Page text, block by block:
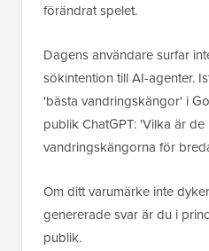
förändrat spelet.
Dagens användare surfar
sökintention till AI-agenter.
'bästa vandringskängor' i
publik ChatGPT: 'Vilka är de
vandringskängorna för
Om ditt varumärke inte
genererade svar är du i
publik.